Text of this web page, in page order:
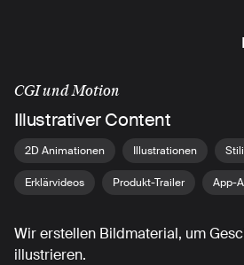
CGI und Motion
Illustrativer Content
2D Animationen Illustrationen
Erklärvideos Produkt-Trailer App-
Wir erstellen Bildmaterial, um
illustrieren.